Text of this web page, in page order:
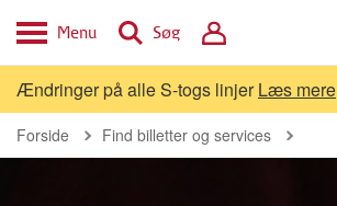
Menu Søg
Ændringer på alle S-togs linjerLæs mere
Forside Find billetter og services